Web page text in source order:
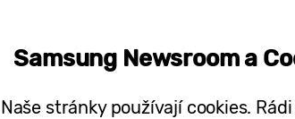
[Design Story]
Samsung Newsroom a
Naše stránky používají cookies.